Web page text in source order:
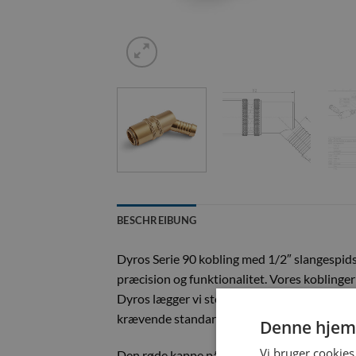
BESCHREIBUNG
Dyros Serie 90 kobling med 1/2″
præcision og funktionalitet. Vores
Dyros lægger vi stor vægt på nøjagtighed
krævende standarder.
Denne
Vi bruger